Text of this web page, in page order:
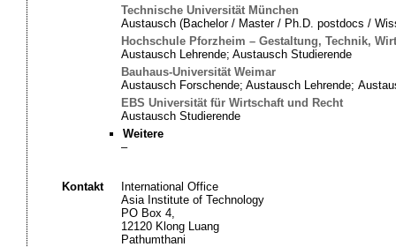
Technische Universität München
Austausch (Bachelor / Master / Ph.D. postdocs /
Hochschule Pforzheim – Gestaltung, Technik,
Austausch Lehrende; Austausch Studierende
Bauhaus-Universität Weimar
Austausch Forschende; Austausch Lehrende;
EBS Universität für Wirtschaft und Recht
Austausch Studierende
Weitere
–
Kontakt
International Office
Asia Institute of Technology
PO Box 4,
12120 Klong Luang
Pathumthani